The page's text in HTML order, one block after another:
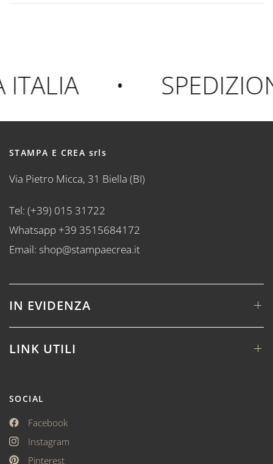
STAMPA E CREA srls
Via Pietro Micca, 31 Biella (BI)
Tel: (+39) 015 31722
Whatsapp +39 3515684172
Email: shop@stampaecrea.it
IN EVIDENZA
LINK UTILI
SOCIAL
Facebook
Instagram
Pinterest